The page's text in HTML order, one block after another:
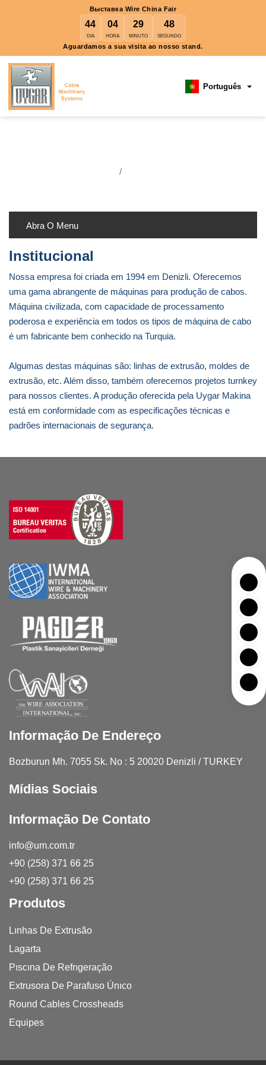
Выставка Wire China Fair
44
DIA
04
HORA MINUTO SEGUNDO
Abra O Menu
Institucional
Nossa empresa foi criada em 1994 em Denizli. Oferecemos
uma gama abrangente de máquinas para produção de cabos.
Máquina civilizada, com capacidade de processamento
poderosa e experiência em todos os tipos de máquina de cabo
é um fabricante bem conhecido na Turquia.
Algumas destas máquinas são: linhas de extrusão, moldes de
extrusão, etc. Além disso, também oferecemos projetos turnkey
para nossos clientes. A produção oferecida pela Uygar Makina
está em conformidade com as especificações técnicas e
padrões internacionais de segurança.
Informação De Endereço
Bozburun Mh. 7055 Sk. No : 5 20020 Denizli / TURKEY
Mídias Sociais
Informação De Contato
info@um.com.tr
+90 (258) 371 66 25
+90 (258) 371 66 25
Produtos
Lınhas De Extrusão
Lagarta
Pıscına De Refrıgeração
Extrusora De Parafuso Únıco
Round Cables Crossheads
Equipes